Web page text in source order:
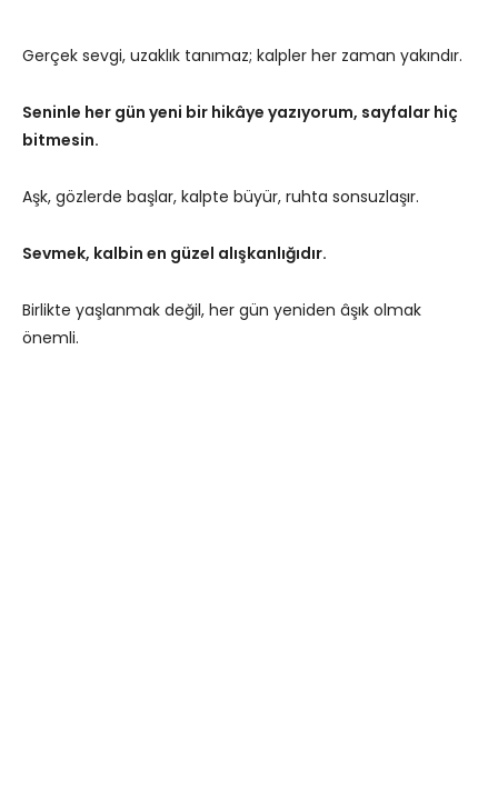
Gerçek sevgi, uzaklık tanımaz; kalpler her zaman yakındır.
Seninle her gün yeni bir hikâye yazıyorum, sayfalar hiç
bitmesin.
Aşk, gözlerde başlar, kalpte büyür, ruhta sonsuzlaşır.
Sevmek, kalbin en güzel alışkanlığıdır.
Birlikte yaşlanmak değil, her gün yeniden âşık olmak
önemli.